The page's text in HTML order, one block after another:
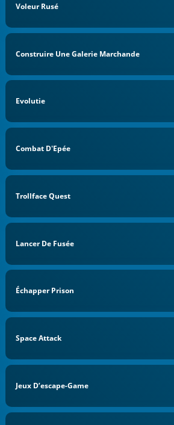
Voleur Rusé
Construire Une Galerie Marchande
Evolutie
Combat D'Epée
Trollface Quest
Lancer De Fusée
Échapper Prison
Space Attack
Jeux D’escape-Game